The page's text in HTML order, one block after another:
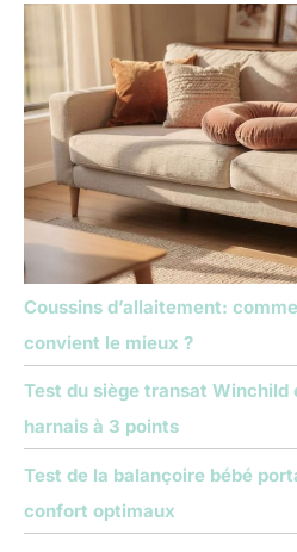
Coussins d’allaitement:
convient le mieux ?
Test du siège transat Winchild
harnais à 3 points
Test de la balançoire bébé
confort optimaux